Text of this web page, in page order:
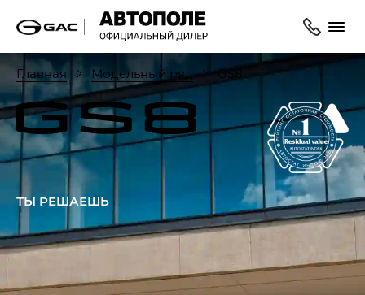
Главная Модельный ряд GS8
ТЫ РЕШАЕШЬ